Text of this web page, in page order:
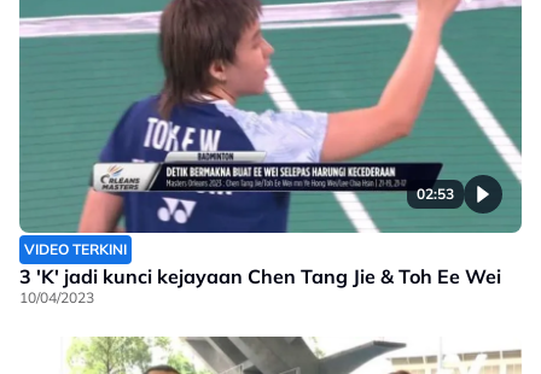
02:53
VIDEO TERKINI
3 'K' jadi kunci kejayaan Chen Tang Jie & Toh Ee Wei
10/04/2023